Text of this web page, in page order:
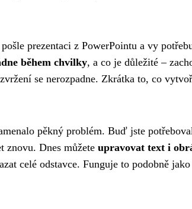
prezentaci z PowerPointu a vy
během chvilky, a co je důležité –
se nerozpadne. Zkrátka to, co
pěkný problém. Buď jste
znovu. Dnes můžete upravovat text i
celé odstavce. Funguje to podobně